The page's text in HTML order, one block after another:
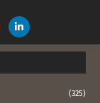
(325)